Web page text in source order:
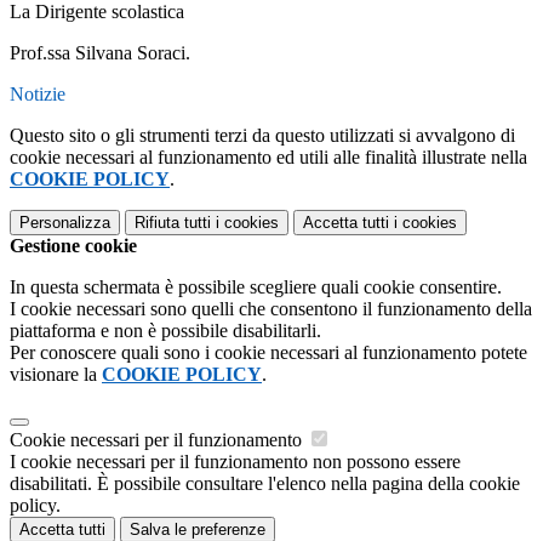
La Dirigente scolastica
Prof.ssa Silvana Soraci.
Notizie
Questo sito o gli strumenti terzi da questo utilizzati si avvalgono di
cookie necessari al funzionamento ed utili alle finalità illustrate nella
COOKIE POLICY.
Personalizza Rifiuta tutti i cookies Accetta tutti i cookies
Gestione cookie
In questa schermata è possibile scegliere quali cookie consentire.
I cookie necessari sono quelli che consentono il funzionamento della
piattaforma e non è possibile disabilitarli.
Per conoscere quali sono i cookie necessari al funzionamento potete
visionare la COOKIE POLICY.
Cookie necessari per il funzionamento
I cookie necessari per il funzionamento non possono essere
disabilitati. È possibile consultare l'elenco nella pagina della cookie
policy.
Accetta tutti Salva le preferenze